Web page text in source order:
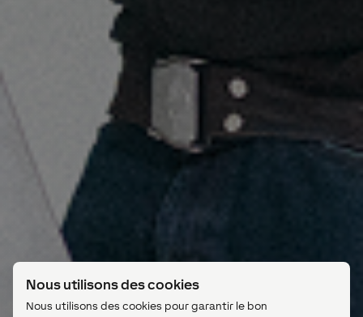
Nous utilisons des cookies
Nous utilisons des cookies pour garantir le bon